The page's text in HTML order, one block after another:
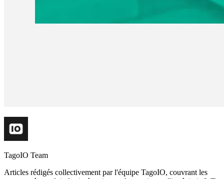
TagoIO Team
Articles rédigés collectivement par l'équipe TagoIO, couvrant les